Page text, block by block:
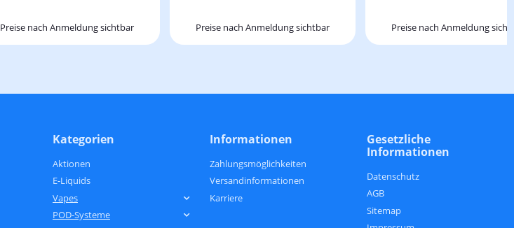
Preise nach Anmeldung sichtbar Preise nach Anmeldung sichtbar Preise nach Anmeldung
Kategorien
Aktionen
E-Liquids
Vapes
POD-Systeme
Informationen
Zahlungsmöglichkeiten
Versandinformationen
Karriere
Gesetzliche
Informationen
Datenschutz
AGB
Sitemap